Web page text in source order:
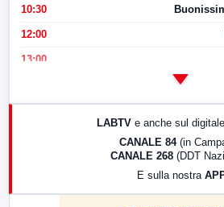
10:30
12:00
13:00
LABTV e anche sul
CANALE 84 (in
CANALE 268 (DDT
E sulla nostra